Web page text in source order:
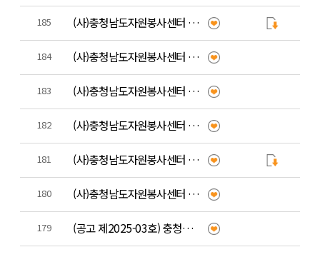
185 (사)충청남도자원봉사센터 팀원(대리) 채용 공고
184 (사)충청남도자원봉사센터 전산코디네이터 공개 채용 결과 공고
183 (사)충청남도자원봉사센터 전산코디네이터 채용 공고
182 (사)충청남도자원봉사센터 코디네이터(재난,교육) 공개 채용 결과 공고
181 (사)충청남도자원봉사센터 (교육,재난)코디네이터 채용 공고
180 (사)충청남도자원봉사센터 제4기 임원(이사) 공개 모집 심사 결과 공고
179 (공고 제2025-03호) 충청남도자원봉사센터 임원(이사) 후보자 모집 공고